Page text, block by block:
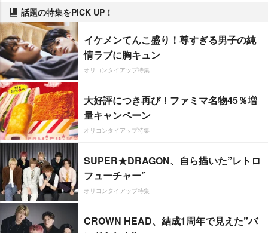
話題の特集をPICK UP！
イケメンてんこ盛り！尊すぎる男子の純
情ラブに胸キュン
オリコンタイアップ特集
大好評につき再び！ファミマ名物45％増
量キャンペーン
オリコンタイアップ特集
SUPER★DRAGON、自ら描いた”レトロ
フューチャー”
オリコンタイアップ特集
CROWN HEAD、結成1周年で見えた”バ